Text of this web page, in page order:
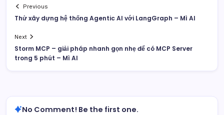
Previous
Thử xây dựng hệ thống Agentic AI với LangGraph – Mì AI
Next
Storm MCP – giải pháp nhanh gọn nhẹ để có MCP Server
trong 5 phút – Mì AI
No Comment! Be the first one.